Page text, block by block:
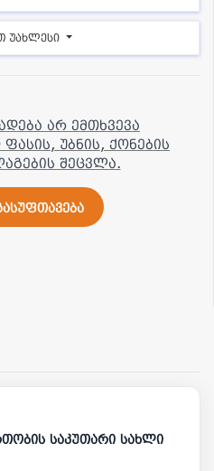
უახლესი
არ ემთხვევა
უბნის, ქონების
შეცვლა.
7 000
საკუთარი სახლი